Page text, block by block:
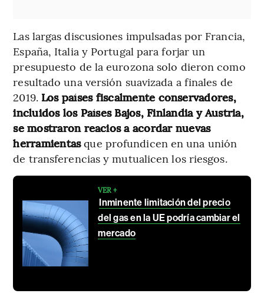
Las largas discusiones impulsadas por Francia,
España, Italia y Portugal para forjar un
presupuesto de la eurozona solo dieron como
resultado una versión suavizada a finales de
2019. Los países fiscalmente conservadores,
incluidos los Países Bajos, Finlandia y Austria,
se mostraron reacios a acordar nuevas
herramientasque profundicen en una unión
de transferencias y mutualicen los riesgos.
VER +
Inminente limitación del precio
del gas en la UE podría cambiar el
mercado